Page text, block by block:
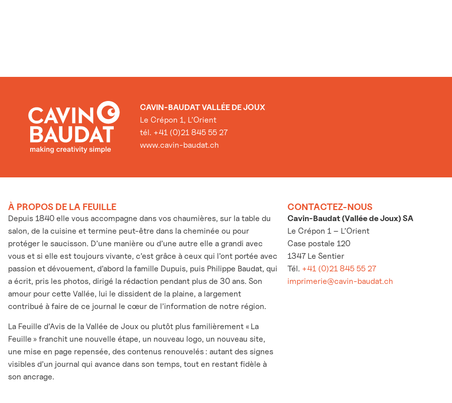
CAVIN-BAUDAT VALLÉE DE JOUX
Le Crépon 1, L’Orient
tél. +41 (0)21 845 55 27
www.cavin-baudat.ch
À PROPOS DE LA FEUILLE
Depuis 1840 elle vous accompagne dans vos chaumières, sur la table du
salon, de la cuisine et termine peut-être dans la cheminée ou pour
protéger le saucisson. D’une manière ou d’une autre elle a grandi avec
vous et si elle est toujours vivante, c’est grâce à ceux qui l’ont portée avec
passion et dévouement, d’abord la famille Dupuis, puis Philippe Baudat, qui
a écrit, pris les photos, dirigé la rédaction pendant plus de 30 ans. Son
amour pour cette Vallée, lui le dissident de la plaine, a largement
contribué à faire de ce journal le cœur de l’information de notre région.
La Feuille d’Avis de la Vallée de Joux ou plutôt plus familièrement « La
Feuille » franchit une nouvelle étape, un nouveau logo, un nouveau site,
une mise en page repensée, des contenus renouvelés : autant des signes
visibles d’un journal qui avance dans son temps, tout en restant fidèle à
son ancrage.
CONTACTEZ-NOUS
Cavin-Baudat (Vallée de Joux) SA
Le Crépon 1 – L’Orient
Case postale 120
1347 Le Sentier
Tél. +41 (0)21 845 55 27
imprimerie@cavin-baudat.ch